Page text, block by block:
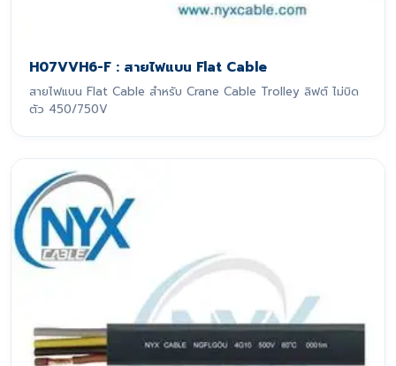
H07VVH6-F : สายไฟแบน Flat Cable
สายไฟแบน Flat Cable สำหรับ Crane Cable Trolley ลิฟต์ ไม่บิด
ตัว 450/750V